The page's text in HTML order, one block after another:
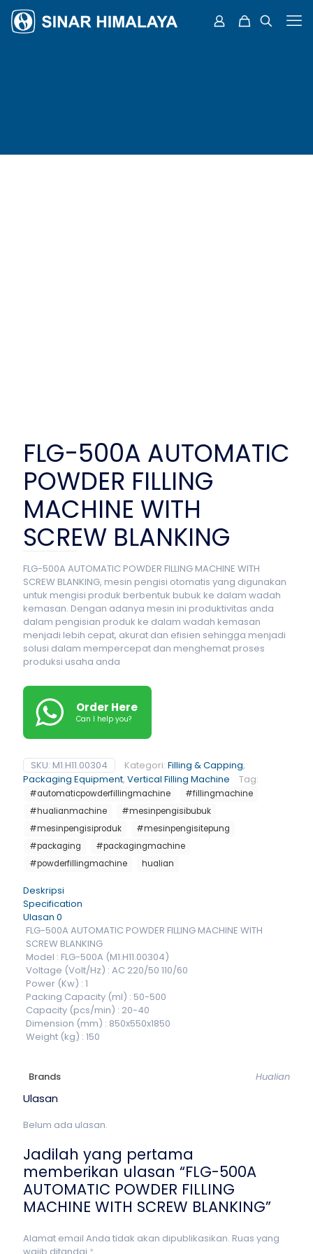
FLG-500A AUTOMATIC
POWDER FILLING
MACHINE WITH
SCREW BLANKING
FLG-500A AUTOMATIC POWDER FILLING MACHINE WITH
SCREW BLANKING, mesin pengisi otomatis yang digunakan
untuk mengisi produk berbentuk bubuk ke dalam wadah
kemasan. Dengan adanya mesin ini produktivitas anda
dalam pengisian produk ke dalam wadah kemasan
menjadi lebih cepat, akurat dan efisien sehingga menjadi
solusi dalam mempercepat dan menghemat proses
produksi usaha anda
Order Here
Can I help you?
SKU: M1.H11.00304 Kategori: Filling & Capping,
Packaging Equipment, Vertical Filling Machine Tag:
#automaticpowderfillingmachine
#fillingmachine
#hualianmachine
#mesinpengisibubuk
#mesinpengisiproduk
#mesinpengisitepung
#packaging
#packagingmachine
#powderfillingmachine
hualian
Deskripsi
Specification
Ulasan 0
FLG-500A AUTOMATIC POWDER FILLING MACHINE WITH
SCREW BLANKING
Model : FLG-500A (M1.H11.00304)
Voltage (Volt/Hz) : AC 220/50 110/60
Power (Kw) : 1
Packing Capacity (ml) : 50-500
Capacity (pcs/min) : 20-40
Dimension (mm) : 850x550x1850
Weight (kg) : 150
Brands Hualian
Ulasan
Belum ada ulasan.
Jadilah yang pertama
memberikan ulasan “FLG-500A
AUTOMATIC POWDER FILLING
MACHINE WITH SCREW BLANKING”
Alamat email Anda tidak akan dipublikasikan. Ruas yang